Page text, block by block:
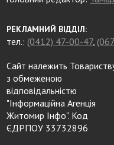
РЕКЛАМНИЙ ВІДДІЛ:
тел.: (0412) 47-00-47,
Сайт належить
з обмеженою
відповідальністю
"Інформаційна Агенція
Житомир Інфо". Код
ЄДРПОУ 33732896